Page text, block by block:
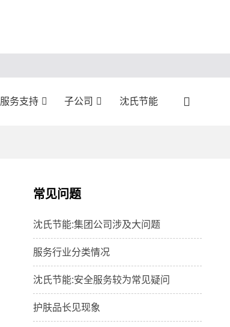
服务支持 子公司 沈氏节能
常见问题
沈氏节能:集团公司涉及大问题
服务行业分类情况
沈氏节能:安全服务较为常见疑问
护肤品长见现象